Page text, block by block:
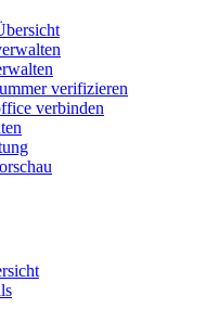
verifizieren
verbinden